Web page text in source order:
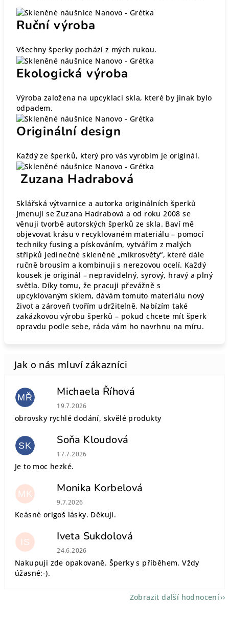
Ruční výroba
Všechny šperky pochází z mých rukou.
Ekologická výroba
Výroba založena na upcyklaci skla, které by jinak bylo
odpadem.
Originální design
Každý ze šperků, který pro vás vyrobím je originál.
Zuzana Hadrabová
Sklářská výtvarnice a autorka originálních šperků
Jmenuji se Zuzana Hadrabová a od roku 2008 se
věnuji tvorbě autorských šperků ze skla. Baví mě
objevovat krásu v recyklovaném materiálu – pomocí
techniky fusing a pískováním, vytvářím z malých
střípků jedinečné skleněné „mikrosvěty“, které dále
ručně brousím a kombinuji s nerezovou ocelí. Každý
kousek je originál – nepravidelný, syrový, hravý a plný
světla. Díky tomu, že pracuji převážně s
upcyklovaným sklem, dávám tomuto materiálu nový
život a zároveň tvořím udržitelně. Nabízím také
zakázkovou výrobu šperků – pokud chcete mít šperk
opravdu podle sebe, ráda vám ho navrhnu na míru.
MŘ Michaela Říhová
Hodnocení obchodu je 5 z 5 hvězdiček.
19.7.2026
obrovsky rychlé dodání, skvělé produkty
SK Soňa Kloudová
Hodnocení obchodu je 5 z 5 hvězdiček.
17.7.2026
Je to moc hezké.
MK Monika Korbelová
Hodnocení obchodu je 5 z 5 hvězdiček.
9.7.2026
Keásné origoš lásky. Děkuji.
IS Iveta Sukdolová
Hodnocení obchodu je 5 z 5 hvězdiček.
24.6.2026
Nakupuji zde opakovaně. Šperky s příběhem. Vždy
úžasné:-).
Zobrazit další hodnocení